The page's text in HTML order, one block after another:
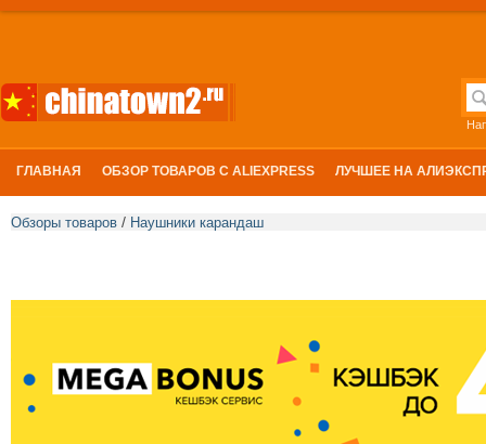
ГЛАВНАЯ ОБЗОР ТОВАРОВ С ALIEXPRESS ЛУЧШЕЕ НА
Обзоры товаров / Наушники карандаш